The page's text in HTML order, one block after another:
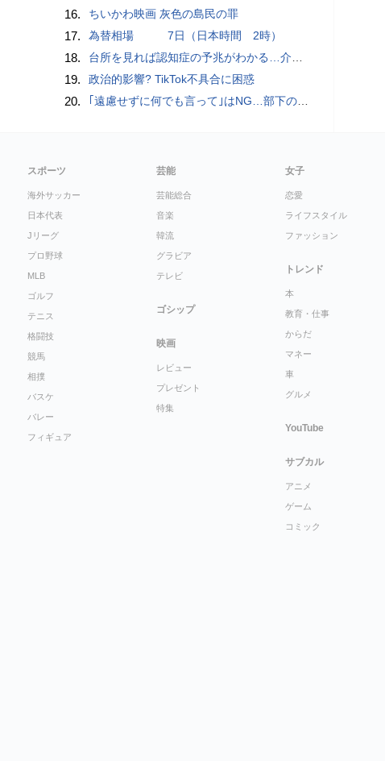
16. ちいかわ映画 灰色の島民の罪
17. 為替相場 7日（日本時間 2時）
18. 台所を見れば認知症の予兆がわかる…介護のプロが断言｢物忘れ｣よりも早く気づける"食卓の異変"
19. 政治的影響? TikTok不具合に困惑
20. ｢遠慮せずに何でも言って｣はNG…部下の本音を引き出す｢できる上司｣が使っている"言い換えフレーズ"
スポーツ
海外サッカー
日本代表
Jリーグ
プロ野球
MLB
ゴルフ
テニス
格闘技
競馬
相撲
バスケ
バレー
フィギュア
芸能
芸能総合
音楽
韓流
グラビア
テレビ
ゴシップ
映画
レビュー
プレゼント
特集
女子
恋愛
ライフスタイル
ファッション
トレンド
本
教育・仕事
からだ
マネー
車
グルメ
YouTube
サブカル
アニメ
ゲーム
コミック